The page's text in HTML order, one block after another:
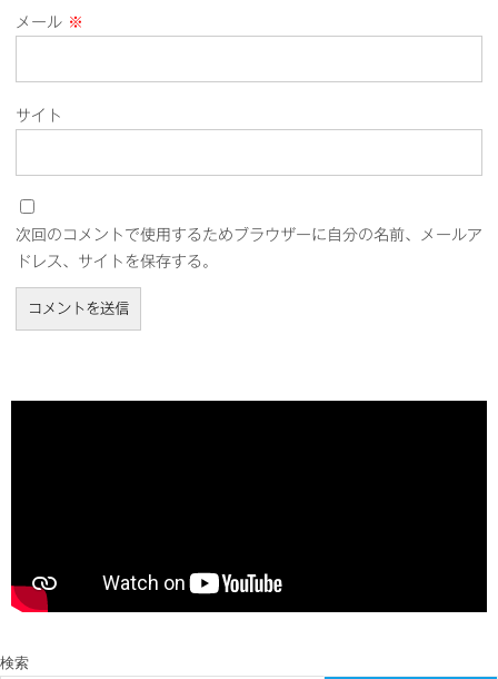
メール ※
サイト
次回のコメントで使用するためブラウザーに自分の名前、メールア
ドレス、サイトを保存する。
検索